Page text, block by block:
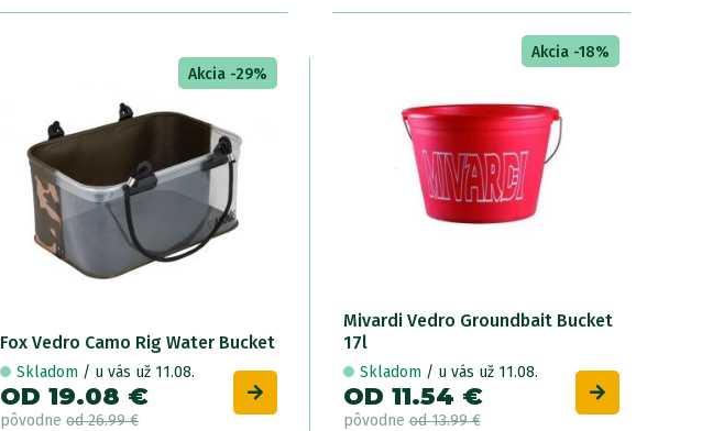
Akcia -29%
Fox Vedro Camo Rig Water Bucket
Skladom / u vás už 11.08.
OD 19.08 €
pôvodneod 26.99 €
Akcia -18%
Mivardi Vedro Groundbait Bucket
17l
Skladom / u vás už 11.08.
OD 11.54 €
pôvodneod 13.99 €